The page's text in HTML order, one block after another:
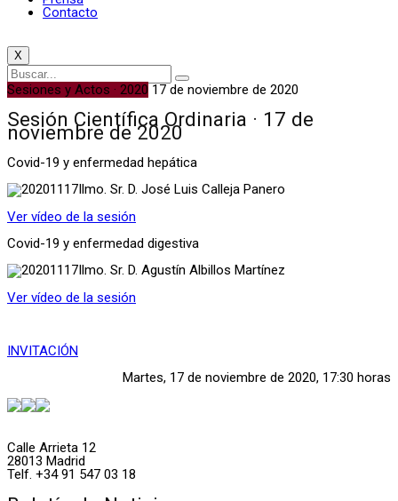
Contacto
X
Sesiones y Actos · 2020 17 de noviembre de 2020
Sesión Científica Ordinaria · 17 de
noviembre de 2020
Covid-19 y enfermedad hepática
Ilmo. Sr. D. José Luis Calleja Panero
Ver vídeo de la sesión
Covid-19 y enfermedad digestiva
Ilmo. Sr. D. Agustín Albillos Martínez
Ver vídeo de la sesión
INVITACIÓN
Martes, 17 de noviembre de 2020, 17:30 horas
Calle Arrieta 12
28013 Madrid
Telf. +34 91 547 03 18